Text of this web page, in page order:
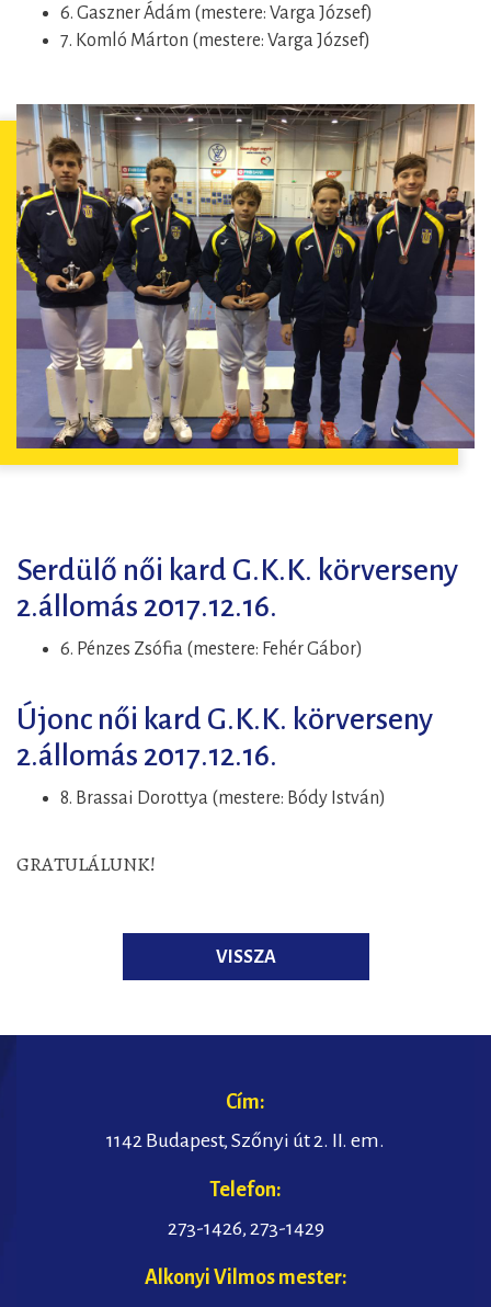
6. Gaszner Ádám (mestere: Varga József)
7. Komló Márton (mestere: Varga József)
Serdülő női kard G.K.K. körverseny
2.állomás 2017.12.16.
6. Pénzes Zsófia (mestere: Fehér Gábor)
Újonc női kard G.K.K. körverseny
2.állomás 2017.12.16.
8. Brassai Dorottya (mestere: Bódy István)
GRATULÁLUNK!
VISSZA
Cím:
1142 Budapest, Szőnyi út 2. II. em.
Telefon:
273-1426, 273-1429
Alkonyi Vilmos mester: